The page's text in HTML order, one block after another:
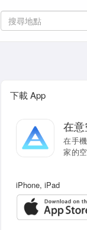
下載 App
在
在手
家的
iPhone, iPad